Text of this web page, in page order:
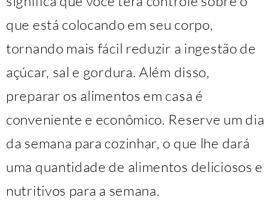
que está colocando em seu corpo,
tornando mais fácil reduzir a ingestão de
açúcar, sal e gordura. Além disso,
preparar os alimentos em casa é
conveniente e econômico. Reserve um dia
da semana para cozinhar, o que lhe dará
uma quantidade de alimentos deliciosos e
nutritivos para a semana.